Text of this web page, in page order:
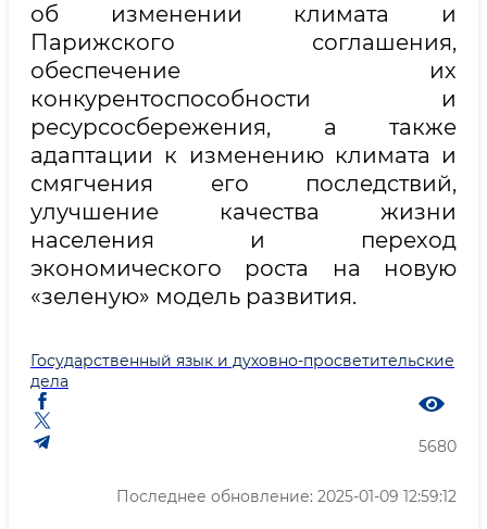
об изменении климата и
Парижского соглашения,
обеспечение их
конкурентоспособности и
ресурсосбережения, а также
адаптации к изменению климата и
смягчения его последствий,
улучшение качества жизни
населения и переход
экономического роста на новую
«зеленую» модель развития.
Государственный язык и духовно-просветительские
дела
5680
Последнее обновление: 2025-01-09 12:59:12